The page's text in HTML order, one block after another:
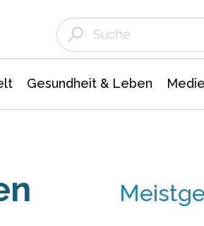
Gesundheit & Leben